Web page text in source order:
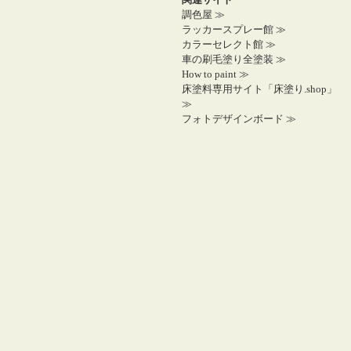
調色屋 ≫
ラッカースプレー館 ≫
カラーセレクト館 ≫
車の刷毛塗り全塗装 ≫
How to paint ≫
床塗料専用サイト「床塗り.shop」
≫
フォトデザインボード ≫